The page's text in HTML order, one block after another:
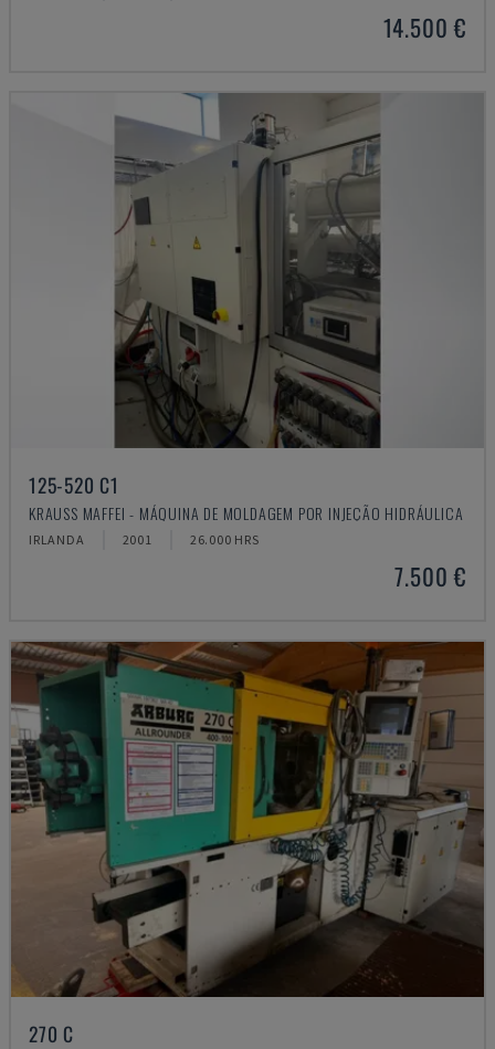
14.500 €
125-520 C1
KRAUSS MAFFEI - MÁQUINA DE MOLDAGEM POR INJEÇÃO HIDRÁULICA
IRLANDA 2001 26.000 HRS
7.500 €
270 C